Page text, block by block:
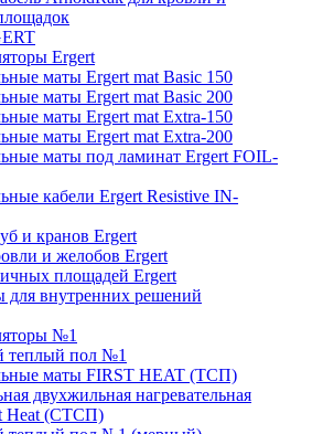
Ergert
маты Ergert mat Basic 150
маты Ergert mat Basic 200
маты Ergert mat Extra-150
маты Ergert mat Extra-200
маты под ламинат Ergert FOIL-
кабели Ergert Resistive IN-
и кранов Ergert
и желобов Ergert
площадей Ergert
для внутренних решений
№1
теплый пол №1
маты FIRST HEAT (ТСП)
двухжильная нагревательная
Heat (СТСП)